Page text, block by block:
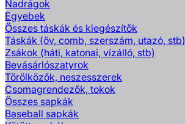
Nadrágok
Egyebek
Összes táskák és kiegészítők
Táskák (öv, comb, szerszám, utazó, stb)
Zsákok (háti, katonai, vízálló, stb)
Bevásárlószatyrok
Törölközők, neszesszerek
Csomagrendezők, tokok
Összes sapkák
Baseball sapkák